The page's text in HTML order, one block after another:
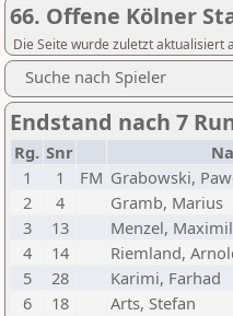
66. Offene Kölner
Die Seite wurde zuletzt aktualisiert
Suche nach Spieler
Endstand nach 7
Rg. Snr
1
1 FM Grabowski,
2
4 Gramb, Marius
3
13 Menzel,
4
14 Riemland,
5
28 Karimi, Farhad
6
18 Arts, Stefan